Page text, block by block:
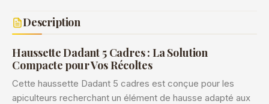
Description
Haussette Dadant 5 Cadres : La Solution
Compacte pour Vos Récoltes
Cette haussette Dadant 5 cadres est conçue pour les
apiculteurs recherchant un élément de hausse adapté aux